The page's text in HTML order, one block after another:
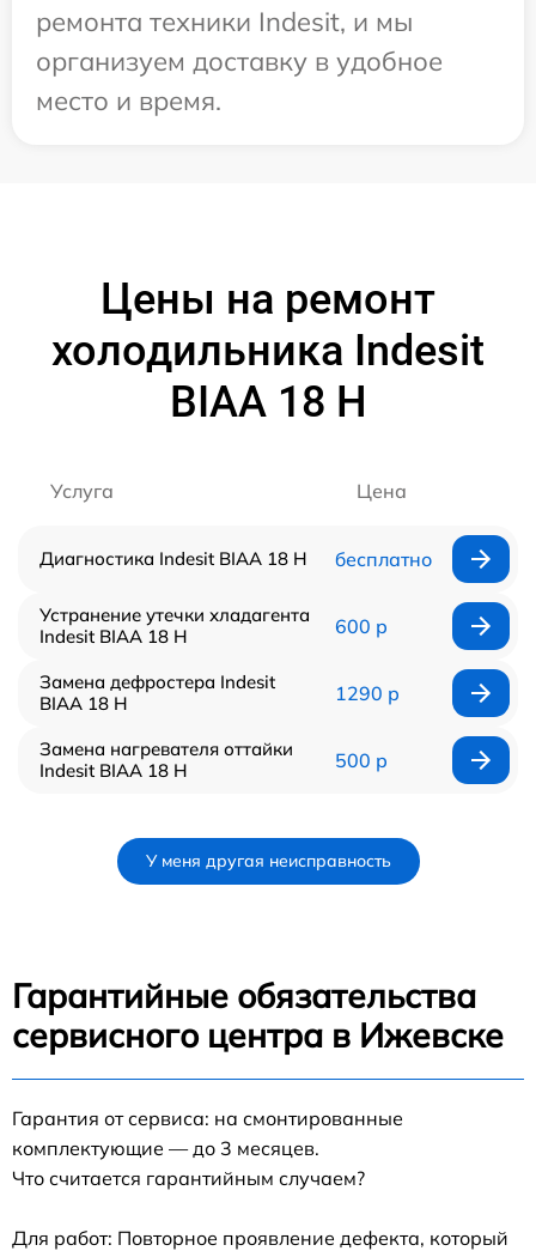
ремонта техники Indesit, и мы
организуем доставку в удобное
место и время.
Цены на ремонт
холодильника Indesit
BIAA 18 H
Услуга Цена
Диагностика Indesit BIAA 18 H бесплатно
Устранение утечки хладагента
Indesit BIAA 18 H
600 р
Замена дефростера Indesit
BIAA 18 H
1290 р
Замена нагревателя оттайки
Indesit BIAA 18 H
500 р
У меня другая неисправность
Гарантийные обязательства
сервисного центра в Ижевске
Гарантия от сервиса: на смонтированные
комплектующие — до 3 месяцев.
Что считается гарантийным случаем?
Для работ: Повторное проявление дефекта, который